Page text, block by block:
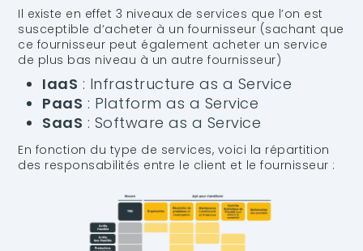
Il existe en effet 3 niveaux de services que l’on est
susceptible d’acheter à un fournisseur (sachant que
ce fournisseur peut également acheter un service
de plus bas niveau à un autre fournisseur)
IaaS : Infrastructure as a Service
PaaS : Platform as a Service
SaaS : Software as a Service
En fonction du type de services, voici la répartition
des responsabilités entre le client et le fournisseur :